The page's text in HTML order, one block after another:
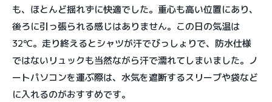
も、ほとんど揺れずに快適でした。重心も高い位置にあり、
後ろに引っ張られる感じはありません。この日の気温は
32℃。走り終えるとシャツが汗でびっしょりで、防水仕様
ではないリュックも当然ながら汗で濡れてしまいました。ノ
ートパソコンを運ぶ際は、水気を遮断するスリーブや袋など
に入れるのがおすすめです。